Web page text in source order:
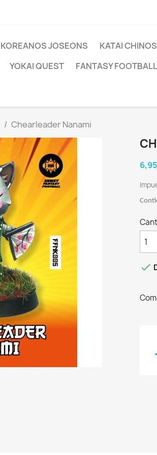
KOREANOS JOSEONS KATAI CHINOS
YOKAI QUEST FANTASY FOOTBALL
Chearleader Nanami
